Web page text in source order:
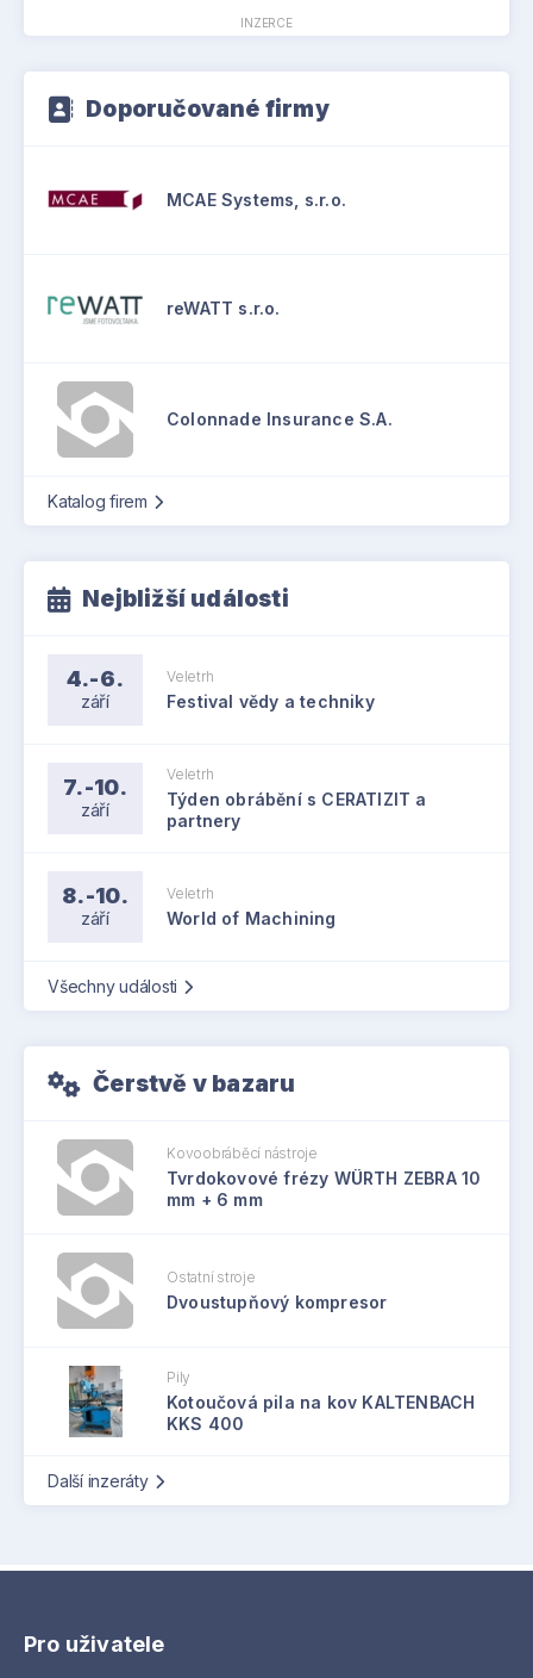
INZERCE
Doporučované firmy
MCAE Systems, s.r.o.
reWATT s.r.o.
Colonnade Insurance S.A.
Katalog firem
Nejbližší události
4.-6.
září
Veletrh
Festival vědy a techniky
7.-10.
září
Veletrh
Týden obrábění s CERATIZIT a
partnery
8.-10.
září
Veletrh
World of Machining
Všechny události
Čerstvě v bazaru
Kovoobráběcí nástroje
Tvrdokovové frézy WÜRTH ZEBRA 10
mm + 6 mm
Ostatní stroje
Dvoustupňový kompresor
Pily
Kotoučová pila na kov KALTENBACH
KKS 400
Další inzeráty
Pro uživatele